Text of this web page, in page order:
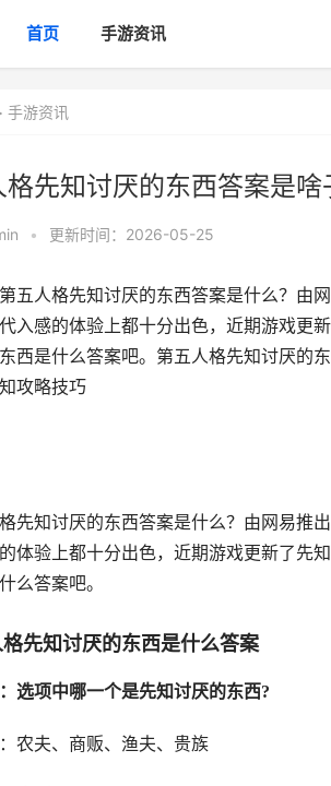
首页 手游资讯
手游资讯
格先知讨厌的东西答案是
• 更新时间：2026-05-25
人格先知讨厌的东西答案是什么？由
入感的体验上都十分出色，近期游戏更
西是什么答案吧。第五人格先知讨厌
攻略技巧
先知讨厌的东西答案是什么？由网易推
体验上都十分出色，近期游戏更新了先
么答案吧。
先知讨厌的东西是什么答案
项中哪一个是先知讨厌的东西?
夫、商贩、渔夫、贵族